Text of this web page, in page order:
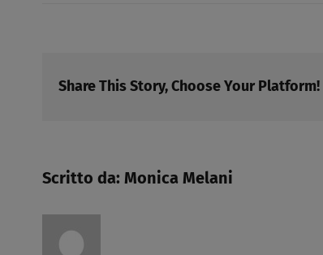
Share This Story, Choose Your Platform!
Scritto da: Monica Melani